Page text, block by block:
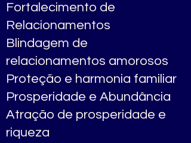
Fortalecimento de
Relacionamentos
Blindagem de
relacionamentos amorosos
Proteção e harmonia familiar
Prosperidade e Abundância
Atração de prosperidade e
riqueza